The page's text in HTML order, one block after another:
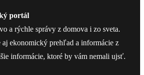
portál
a rýchle správy z domova i zo sveta.
ekonomický prehľad a informácie z
informácie, ktoré by vám nemali ujsť.